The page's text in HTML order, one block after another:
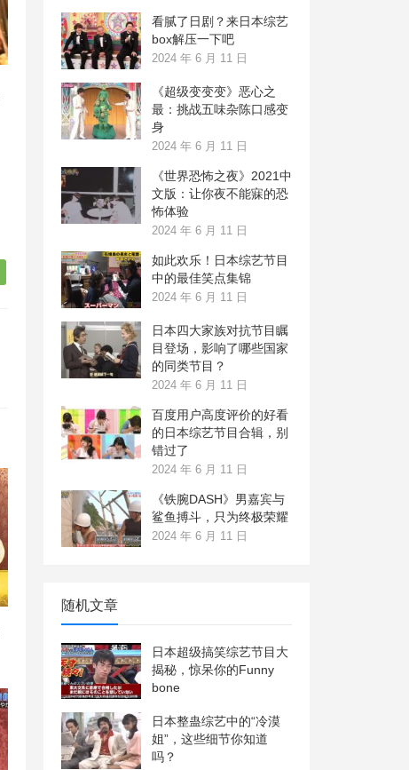
看腻了日剧？来日本综艺
box解压一下吧
2024 年 6 月 11 日
《超级变变变》恶心之
最：挑战五味杂陈口感变
身
2024 年 6 月 11 日
《世界恐怖之夜》2021中
文版：让你夜不能寐的恐
怖体验
2024 年 6 月 11 日
如此欢乐！日本综艺节目
中的最佳笑点集锦
2024 年 6 月 11 日
日本四大家族对抗节目瞩
目登场，影响了哪些国家
的同类节目？
2024 年 6 月 11 日
百度用户高度评价的好看
的日本综艺节目合辑，别
错过了
2024 年 6 月 11 日
《铁腕DASH》男嘉宾与
鲨鱼搏斗，只为终极荣耀
2024 年 6 月 11 日
随机文章
日本超级搞笑综艺节目大
揭秘，惊呆你的Funny
bone
日本整蛊综艺中的“冷漠
姐”，这些细节你知道
吗？